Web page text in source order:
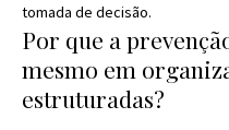
tomada de decisão.
Por que a
mesmo em
estruturadas?